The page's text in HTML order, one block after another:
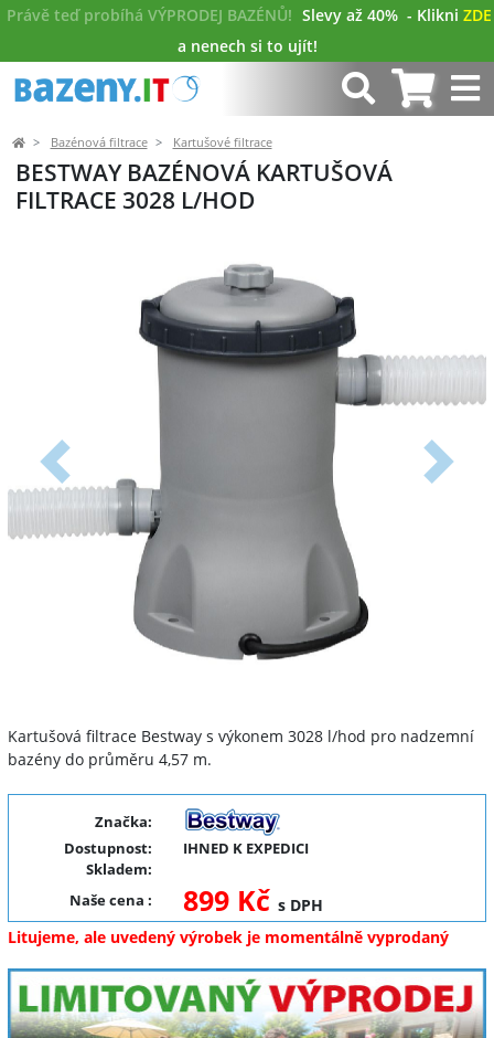
Právě teď probíhá VÝPRODEJ BAZÉNŮ! Slevy až 40% - Klikni ZDE
a nenech si to ujít!
Bazénová filtrace Kartušové filtrace
BESTWAY BAZÉNOVÁ KARTUŠOVÁ
FILTRACE 3028 L/HOD
Předchozí Další
Kartušová filtrace Bestway s výkonem 3028 l/hod pro nadzemní
bazény do průměru 4,57 m.
Značka:
Dostupnost:
IHNED K EXPEDICI
Skladem:
Naše cena : 899 Kč s DPH
Litujeme, ale uvedený výrobek je momentálně vyprodaný